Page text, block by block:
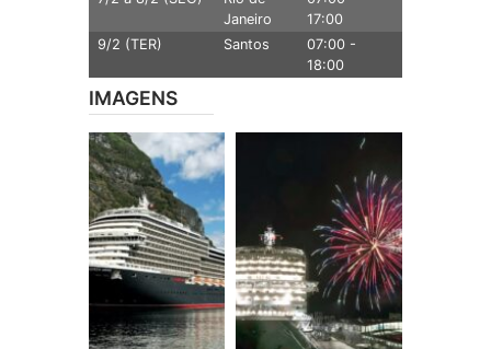
Janeiro
17:00
9/2 (TER)
Santos
07:00 -
18:00
IMAGENS